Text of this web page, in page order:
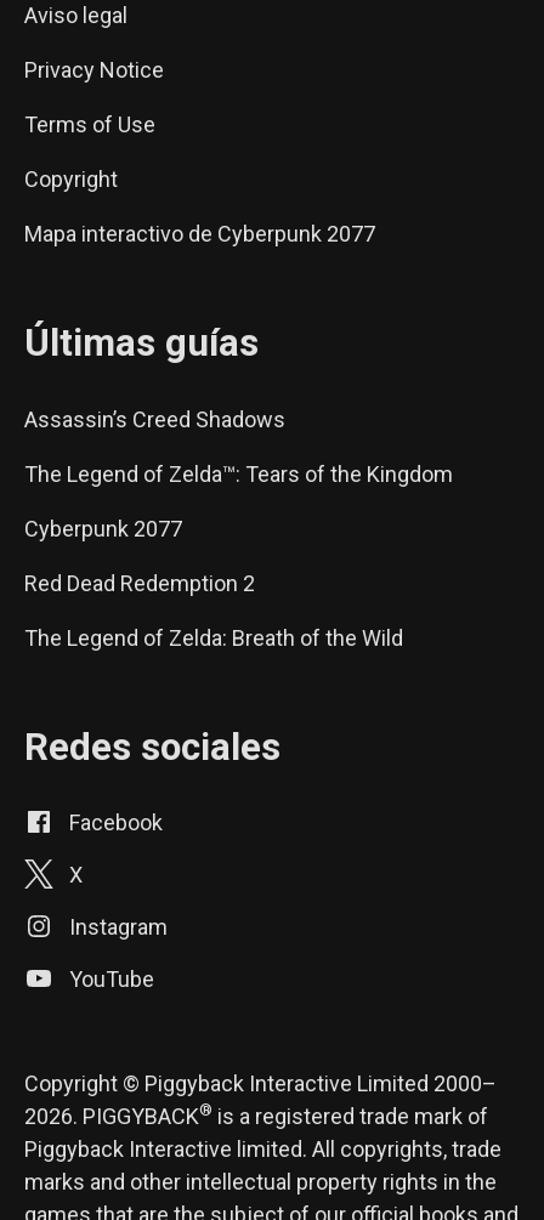
Aviso legal
Privacy Notice
Terms of Use
Copyright
Mapa interactivo de Cyberpunk 2077
Últimas guías
Assassin’s Creed Shadows
The Legend of Zelda™: Tears of the Kingdom
Cyberpunk 2077
Red Dead Redemption 2
The Legend of Zelda: Breath of the Wild
Redes sociales
Facebook
X
Instagram
YouTube
Copyright © Piggyback Interactive Limited 2000–
2026. PIGGYBACK® is a registered trade mark of
Piggyback Interactive limited. All copyrights, trade
marks and other intellectual property rights in the
games that are the subject of our official books and